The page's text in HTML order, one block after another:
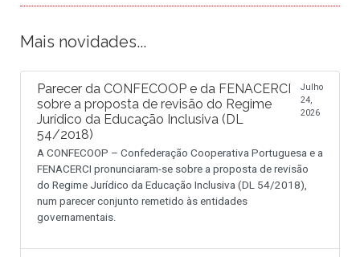
Mais novidades...
Parecer da CONFECOOP e da FENACERCI
sobre a proposta de revisão do Regime
Jurídico da Educação Inclusiva (DL
54/2018)
Julho
24,
2026
A CONFECOOP – Confederação Cooperativa Portuguesa e a
FENACERCI pronunciaram-se sobre a proposta de revisão
do Regime Jurídico da Educação Inclusiva (DL 54/2018),
num parecer conjunto remetido às entidades
governamentais.